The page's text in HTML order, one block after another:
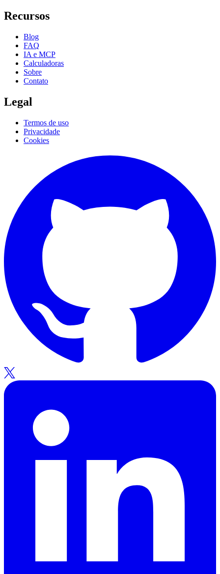
Recursos
Blog
FAQ
IA e MCP
Calculadoras
Sobre
Contato
Legal
Termos de uso
Privacidade
Cookies